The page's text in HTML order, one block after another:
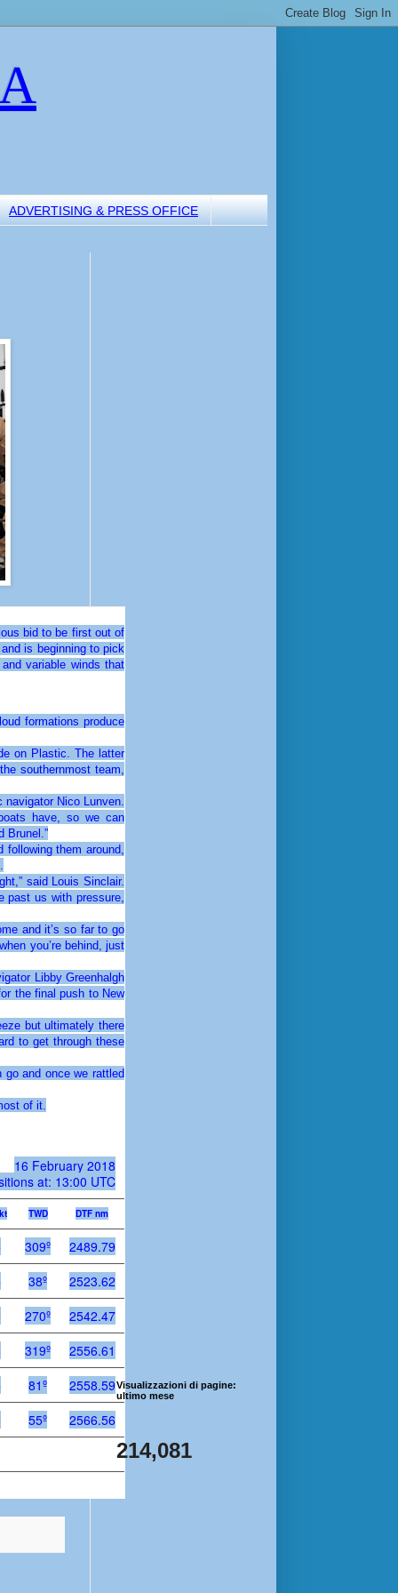
ADVERTISING & PRESS OFFICE
bid to be first out of
is beginning to pick
variable winds that
formations produce
on Plastic. The latter
southernmost team,
Nico Lunven.
have, so we can
Brunel.”
them around,
said Louis Sinclair.
past us with pressure,
and it’s so far to go
you’re behind, just
Libby Greenhalgh
the final push to New
but ultimately there
to get through these
and once we rattled
of it.
16 February 2018
at: 13:00 UTC
TWD DTF nm
309º
2489.79
38º
2523.62
270º
2542.47
319º
2556.61
81º
2558.59
55º
2566.56
Visualizzazioni di pagine:
ultimo mese
214,081